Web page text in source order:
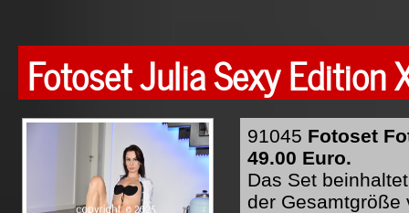
Fotoset Julia Sexy Edition
91045 Fotoset
49.00 Euro.
Das Set
der Gesamtgröße